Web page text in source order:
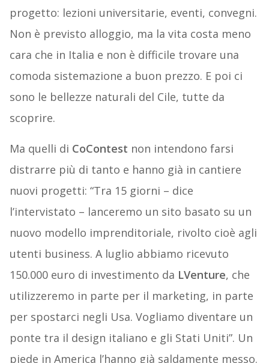
progetto: lezioni universitarie, eventi, convegni.
Non è previsto alloggio, ma la vita costa meno
cara che in Italia e non è difficile trovare una
comoda sistemazione a buon prezzo. E poi ci
sono le bellezze naturali del Cile, tutte da
scoprire.
Ma quelli di CoContest non intendono farsi
distrarre più di tanto e hanno già in cantiere
nuovi progetti: “Tra 15 giorni – dice
l’intervistato – lanceremo un sito basato su un
nuovo modello imprenditoriale, rivolto cioè agli
utenti business. A luglio abbiamo ricevuto
150.000 euro di investimento da LVenture, che
utilizzeremo in parte per il marketing, in parte
per spostarci negli Usa. Vogliamo diventare un
ponte tra il design italiano e gli Stati Uniti”. Un
piede in America l’hanno già saldamente messo.